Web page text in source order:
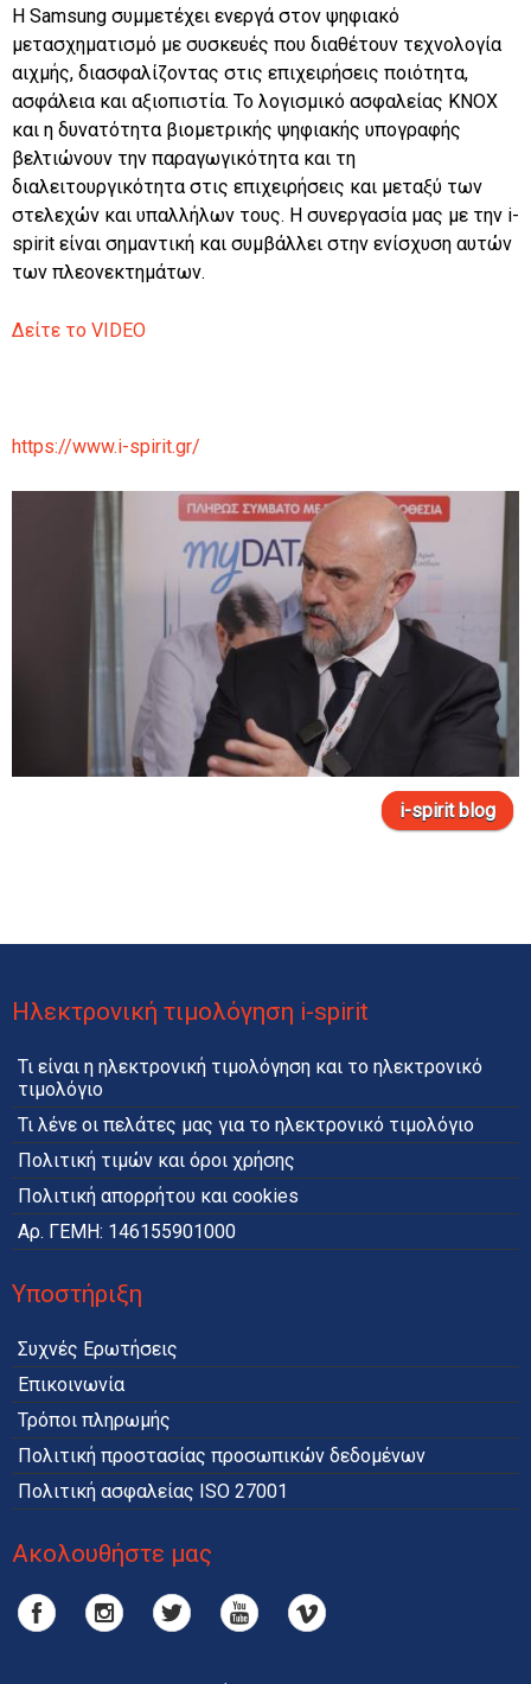
Η Samsung συμμετέχει ενεργά στον ψηφιακό
μετασχηματισμό με συσκευές που διαθέτουν τεχνολογία
αιχμής, διασφαλίζοντας στις επιχειρήσεις ποιότητα,
ασφάλεια και αξιοπιστία. Το λογισμικό ασφαλείας KNOX
και η δυνατότητα βιομετρικής ψηφιακής υπογραφής
βελτιώνουν την παραγωγικότητα και τη
διαλειτουργικότητα στις επιχειρήσεις και μεταξύ των
στελεχών και υπαλλήλων τους. Η συνεργασία μας με την i-
spirit είναι σημαντική και συμβάλλει στην ενίσχυση αυτών
των πλεονεκτημάτων.
Δείτε το VIDEO
https://www.i-spirit.gr/
i-spirit blog
Ηλεκτρονική τιμολόγηση i-spirit
Τι είναι η ηλεκτρονική τιμολόγηση και το ηλεκτρονικό
τιμολόγιο
Τι λένε οι πελάτες μας για το ηλεκτρονικό τιμολόγιο
Πολιτική τιμών και όροι χρήσης
Πολιτική απορρήτου και cookies
Αρ. ΓΕΜΗ: 146155901000
Υποστήριξη
Συχνές Ερωτήσεις
Επικοινωνία
Τρόποι πληρωμής
Πολιτική προστασίας προσωπικών δεδομένων
Πολιτική ασφαλείας ISO 27001
Ακολουθήστε μας